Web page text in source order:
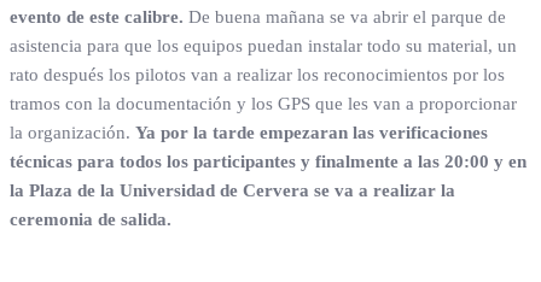
evento de este calibre. De buena mañana se va abrir el parque de
asistencia para que los equipos puedan instalar todo su material, un
rato después los pilotos van a realizar los reconocimientos por los
tramos con la documentación y los GPS que les van a proporcionar
la organización. Ya por la tarde empezaran las verificaciones
técnicas para todos los participantes y finalmente a las 20:00 y en
la Plaza de la Universidad de Cervera se va a realizar la
ceremonia de salida.